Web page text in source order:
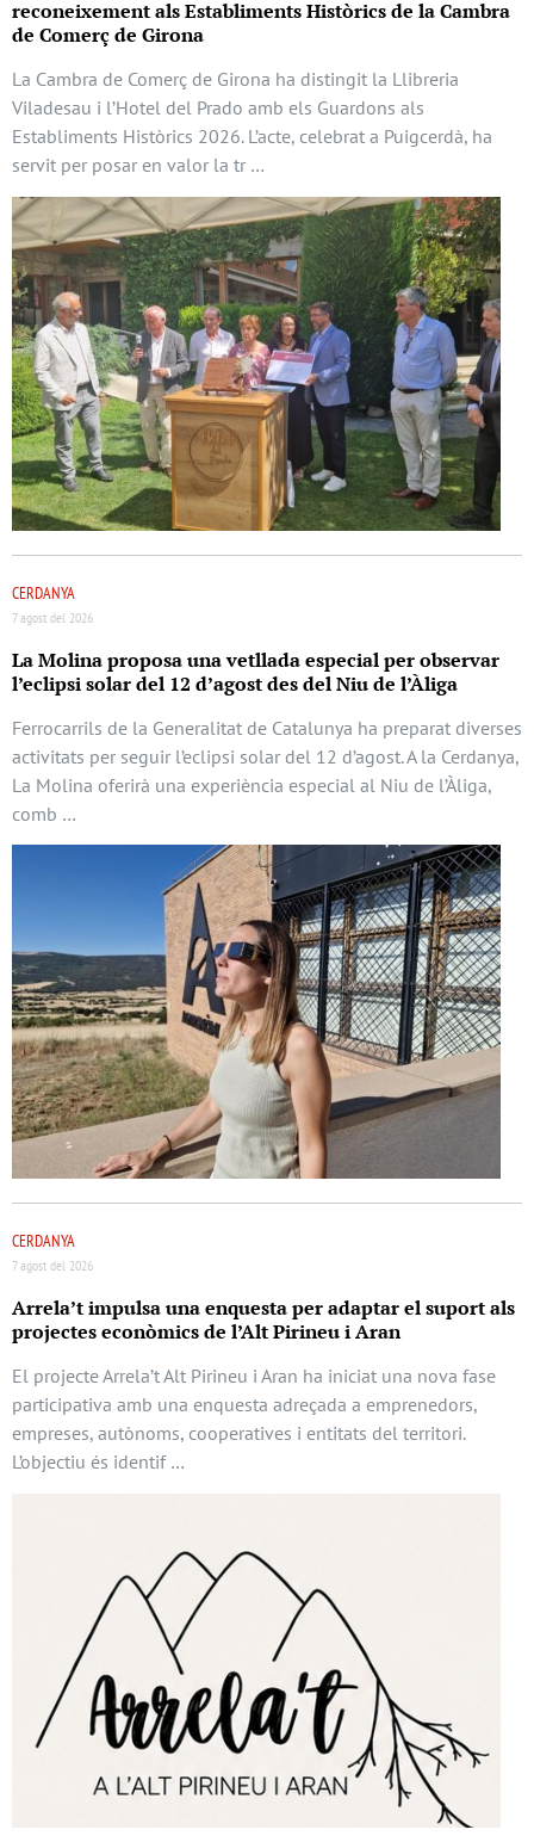
reconeixement als Establiments Històrics de la Cambra
de Comerç de Girona
La Cambra de Comerç de Girona ha distingit la Llibreria
Viladesau i l’Hotel del Prado amb els Guardons als
Establiments Històrics 2026. L’acte, celebrat a Puigcerdà, ha
servit per posar en valor la tr …
CERDANYA
7 agost del 2026
La Molina proposa una vetllada especial per observar
l’eclipsi solar del 12 d’agost des del Niu de l’Àliga
Ferrocarrils de la Generalitat de Catalunya ha preparat diverses
activitats per seguir l’eclipsi solar del 12 d’agost. A la Cerdanya,
La Molina oferirà una experiència especial al Niu de l’Àliga,
comb …
CERDANYA
7 agost del 2026
Arrela’t impulsa una enquesta per adaptar el suport als
projectes econòmics de l’Alt Pirineu i Aran
El projecte Arrela’t Alt Pirineu i Aran ha iniciat una nova fase
participativa amb una enquesta adreçada a emprenedors,
empreses, autònoms, cooperatives i entitats del territori.
L’objectiu és identif …